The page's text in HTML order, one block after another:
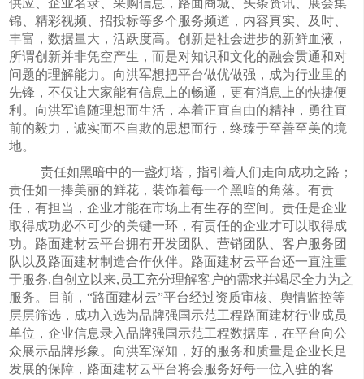
供应、企业名录、采购信息，路面商城、头条资讯、展会集
锦、精彩视频、招投标等多个服务频道，内容真实、及时、
丰富，数据量大，活跃度高。创新是社会进步的新鲜血液，
所谓创新并非凭空产生，而是对知识和文化的融会贯通和对
问题的理解能力。向洪军想把平台做优做强，成为行业里的
先锋，不仅让大家能有信息上的畅通，更有消息上的快捷便
利。向洪军追随理想而生活，本着正直自由的精神，勇往直
前的毅力，诚实而不自欺的思想而行，终臻于至善至美的境
地。
责任如黑暗中的一盏灯塔，指引着人们走向成功之路；
责任如一捧美丽的鲜花，装饰着每一个黑暗的角落。有责
任，有担当，企业才能在市场上有生存的空间。责任是企业
取得成功必不可少的关键一环，有责任的企业才可以取得成
功。路面建材云平台拥有开发团队、营销团队、客户服务团
队以及路面建材制造合作伙伴。路面建材云平台还一直注重
于服务,自创立以来, 员工充分理解客户的需求并竭尽全力为之
服务。目前，“路面建材云”平台经过资质审核、舆情监控等
层层筛选，成功入选为品牌强国示范工程路面建材行业成员
单位，企业信息录入品牌强国示范工程数据库，在平台向公
众展示品牌形象。向洪军深知，好的服务和质量是企业长足
发展的保障，路面建材云平台将会服务好每一位入驻的客